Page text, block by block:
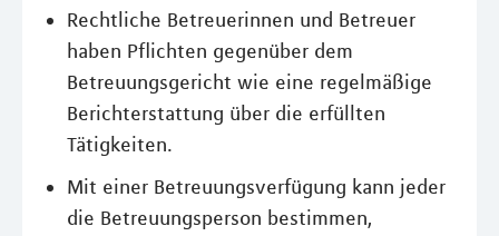
Rechtliche Betreuerinnen und Betreuer
haben Pflichten gegenüber dem
Betreuungsgericht wie eine regelmäßige
Berichterstattung über die erfüllten
Tätigkeiten.
Mit einer Betreuungsverfügung kann jeder
die Betreuungsperson bestimmen,